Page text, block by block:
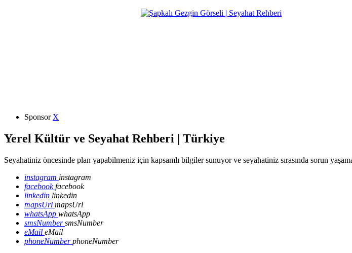
Sponsor X
Yerel Kültür ve Seyahat Rehberi | Türkiye
Seyahatiniz öncesinde plan yapabilmeniz için kapsamlı bilgiler sunuyor ve seyahatiniz sırasında sorun
instagram instagram
facebookfacebook
linkedin linkedin
mapsUrl mapsUrl
whatsApp whatsApp
smsNumbersmsNumber
eMail eMail
phoneNumberphoneNumber